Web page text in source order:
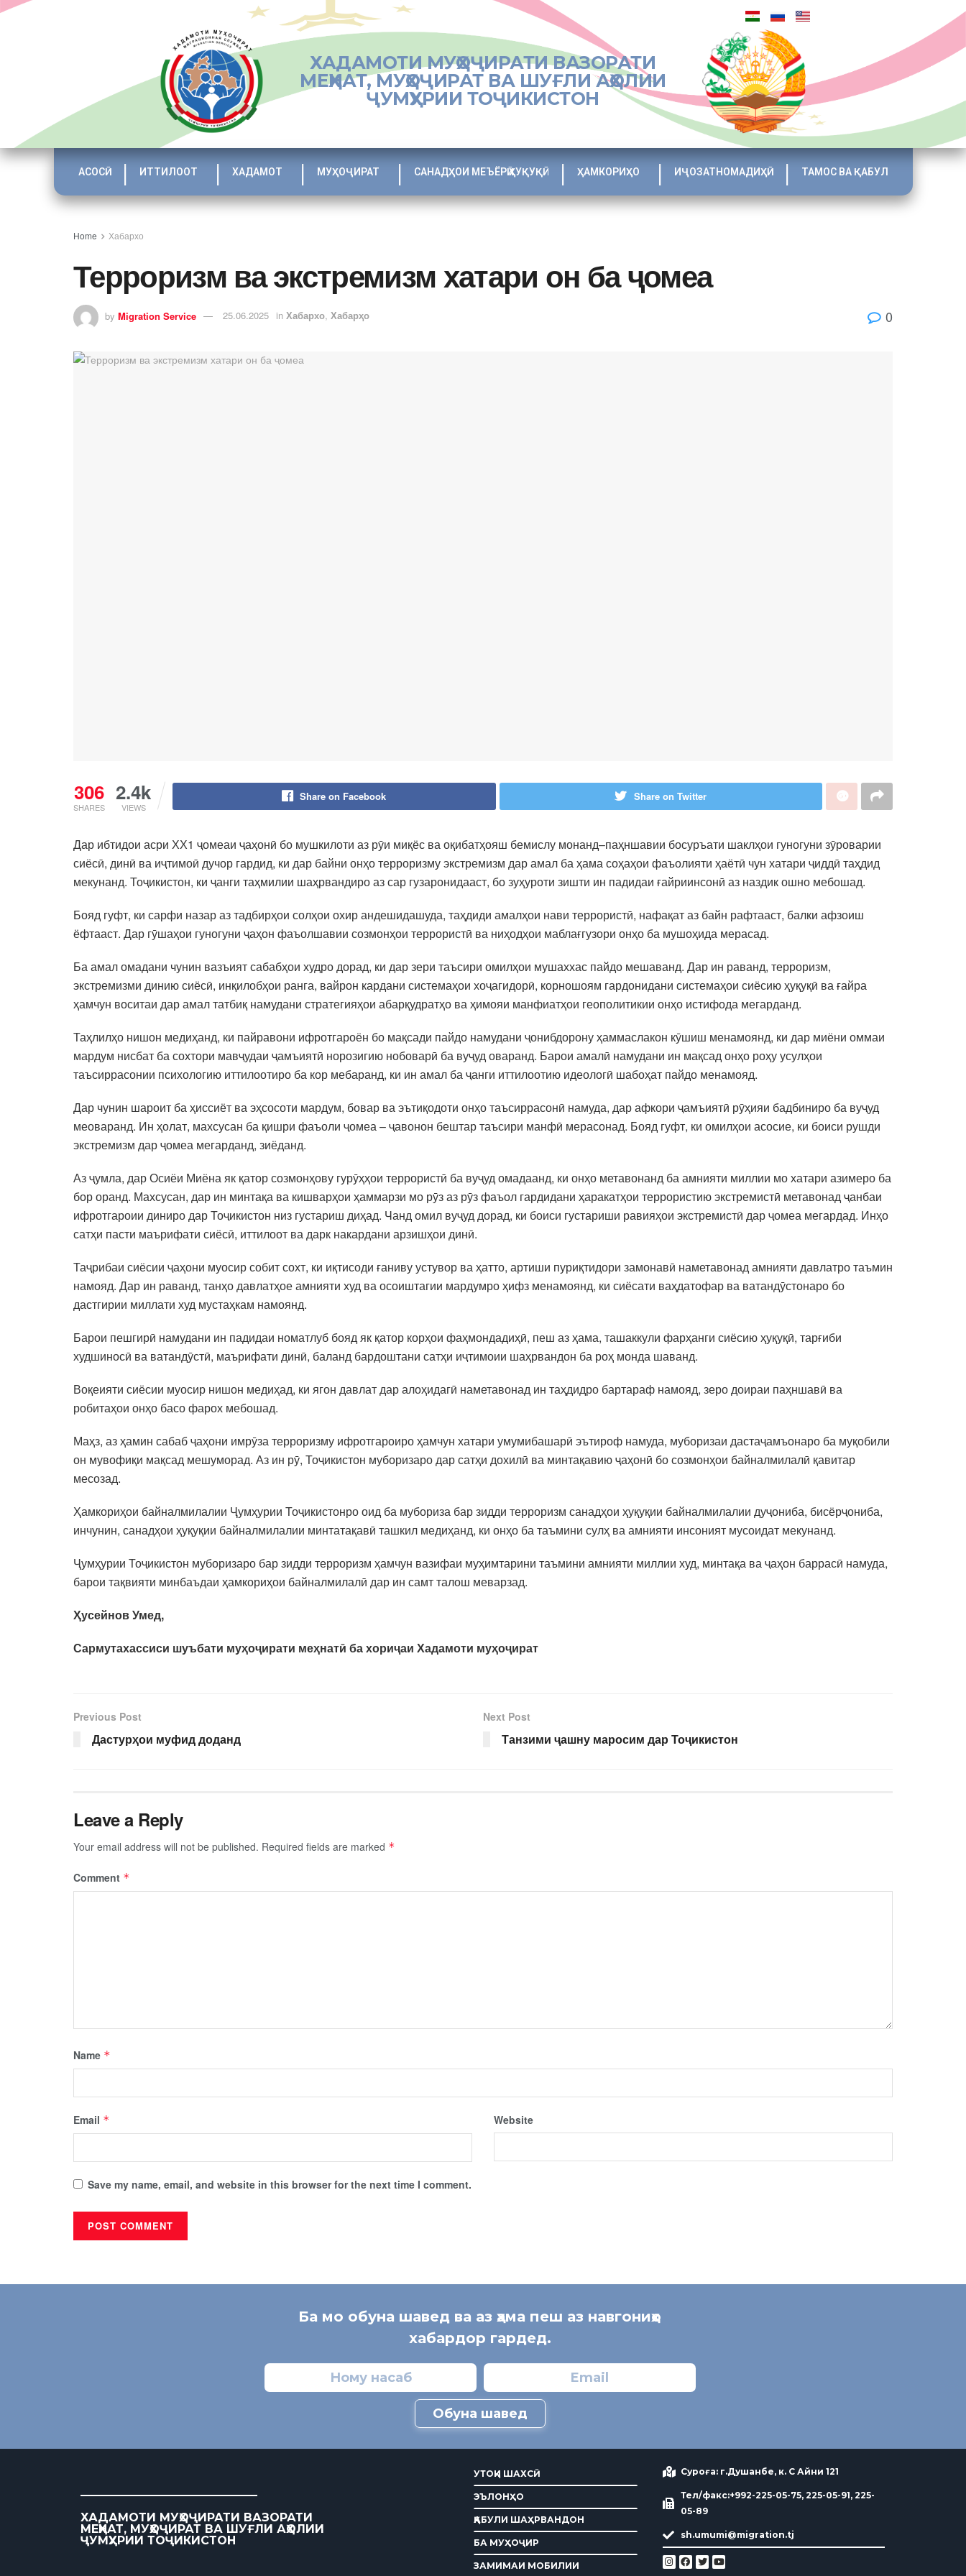
ХАДАМОТИ МУҲОҶИРАТИ ВАЗОРАТИ
МЕҲНАТ, МУҲОҶИРАТ ВА ШУҒЛИ АҲОЛИИ
ҶУМҲУРИИ ТОҶИКИСТОН
АСОСӢ ИТТИЛООТ ХАДАМОТ МУҲОҶИРАТ САНАДҲОИ МЕЪЁРӢ ҲУҚУҚӢ ҲАМКОРИҲО ИҶОЗАТНОМАДИҲӢ ТАМОС ВА ҚАБУЛ
Home Хабархо
Терроризм ва экстремизм хатари он ба ҷомеа
by Migration Service 25.06.2025 in Хабархо, Хабарҳо 0
306
SHARES
2.4k
VIEWS
Share on Facebook Share on Twitter
Дар ибтидои асри ХХ1 ҷомеаи ҷаҳонӣ бо мушкилоти аз рӯи миқёс ва оқибатҳояш бемислу монанд–паҳншавии босуръати шаклҳои гуногуни зӯроварии
сиёсӣ, динӣ ва иҷтимоӣ дучор гардид, ки дар байни онҳо терроризму экстремизм дар амал ба ҳама соҳаҳои фаъолияти ҳаётӣ чун хатари ҷиддӣ таҳдид
мекунанд. Тоҷикистон, ки ҷанги таҳмилии шаҳрвандиро аз сар гузаронидааст, бо зуҳуроти зишти ин падидаи ғайриинсонӣ аз наздик ошно мебошад.
Бояд гуфт, ки сарфи назар аз тадбирҳои солҳои охир андешидашуда, таҳдиди амалҳои нави террористӣ, нафақат аз байн рафтааст, балки афзоиш
ёфтааст. Дар гӯшаҳои гуногуни ҷаҳон фаъолшавии созмонҳои террористӣ ва ниҳодҳои маблағгузори онҳо ба мушоҳида мерасад.
Ба амал омадани чунин вазъият сабабҳои худро дорад, ки дар зери таъсири омилҳои мушаххас пайдо мешаванд. Дар ин раванд, терроризм,
экстремизми динию сиёсӣ, инқилобҳои ранга, вайрон кардани системаҳои хоҷагидорӣ, корношоям гардонидани системаҳои сиёсию ҳуқуқӣ ва ғайра
ҳамчун воситаи дар амал татбиқ намудани стратегияҳои абарқудратҳо ва ҳимояи манфиатҳои геополитикии онҳо истифода мегарданд.
Таҳлилҳо нишон медиҳанд, ки пайравони ифротгароён бо мақсади пайдо намудани ҷонибдорону ҳаммаслакон кӯшиш менамоянд, ки дар миёни оммаи
мардум нисбат ба сохтори мавҷудаи ҷамъиятӣ норозигию нобоварӣ ба вуҷуд оваранд. Барои амалӣ намудани ин мақсад онҳо роҳу усулҳои
таъсиррасонии психологию иттилоотиро ба кор мебаранд, ки ин амал ба ҷанги иттилоотию идеологӣ шабоҳат пайдо менамояд.
Дар чунин шароит ба ҳиссиёт ва эҳсосоти мардум, бовар ва эътиқодоти онҳо таъсиррасонӣ намуда, дар афкори ҷамъиятӣ рӯҳияи бадбиниро ба вуҷуд
меоваранд. Ин ҳолат, махсусан ба қишри фаъоли ҷомеа – ҷавонон бештар таъсири манфӣ мерасонад. Бояд гуфт, ки омилҳои асосие, ки боиси рушди
экстремизм дар ҷомеа мегарданд, зиёданд.
Аз ҷумла, дар Осиёи Миёна як қатор созмонҳову гурӯҳҳои террористӣ ба вуҷуд омадаанд, ки онҳо метавонанд ба амнияти миллии мо хатари азимеро ба
бор оранд. Махсусан, дар ин минтақа ва кишварҳои ҳаммарзи мо рӯз аз рӯз фаъол гардидани ҳаракатҳои террористию экстремистӣ метавонад ҷанбаи
ифротгароии диниро дар Тоҷикистон низ густариш диҳад. Чанд омил вуҷуд дорад, ки боиси густариши равияҳои экстремистӣ дар ҷомеа мегардад. Инҳо
сатҳи пасти маърифати сиёсӣ, иттилоот ва дарк накардани арзишҳои динӣ.
Таҷрибаи сиёсии ҷаҳони муосир собит сохт, ки иқтисоди ғаниву устувор ва ҳатто, артиши пуриқтидори замонавӣ наметавонад амнияти давлатро таъмин
намояд. Дар ин раванд, танҳо давлатҳое амнияти худ ва осоиштагии мардумро ҳифз менамоянд, ки сиёсати ваҳдатофар ва ватандӯстонаро бо
дастгирии миллати худ мустаҳкам намоянд.
Барои пешгирӣ намудани ин падидаи номатлуб бояд як қатор корҳои фаҳмондадиҳӣ, пеш аз ҳама, ташаккули фарҳанги сиёсию ҳуқуқӣ, тарғиби
худшиносӣ ва ватандӯстӣ, маърифати динӣ, баланд бардоштани сатҳи иҷтимоии шаҳрвандон ба роҳ монда шаванд.
Воқеияти сиёсии муосир нишон медиҳад, ки ягон давлат дар алоҳидагӣ наметавонад ин таҳдидро бартараф намояд, зеро доираи паҳншавӣ ва
робитаҳои онҳо басо фарох мебошад.
Маҳз, аз ҳамин сабаб ҷаҳони имрӯза терроризму ифротгароиро ҳамчун хатари умумибашарӣ эътироф намуда, муборизаи дастаҷамъонаро ба муқобили
он мувофиқи мақсад мешуморад. Аз ин рӯ, Тоҷикистон муборизаро дар сатҳи дохилӣ ва минтақавию ҷаҳонӣ бо созмонҳои байналмилалӣ қавитар
месозад.
Ҳамкориҳои байналмилалии Ҷумҳурии Тоҷикистонро оид ба мубориза бар зидди терроризм санадҳои ҳуқуқии байналмилалии дуҷониба, бисёрҷониба,
инчунин, санадҳои ҳуқуқии байналмилалии минтатақавӣ ташкил медиҳанд, ки онҳо ба таъмини сулҳ ва амнияти инсоният мусоидат мекунанд.
Ҷумҳурии Тоҷикистон муборизаро бар зидди терроризм ҳамчун вазифаи муҳимтарини таъмини амнияти миллии худ, минтақа ва ҷаҳон баррасӣ намуда,
барои тақвияти минбаъдаи ҳамкориҳои байналмилалӣ дар ин самт талош меварзад.
Ҳусейнов Умед,
Сармутахассиси шуъбати муҳоҷирати меҳнатӣ ба хориҷаи Хадамоти муҳоҷират
Previous Post
Дастурҳои муфид доданд
Next Post
Танзими ҷашну маросим дар Тоҷикистон
Leave a Reply
Your email address will not be published. Required fields are marked *
Comment *
Name *
Email * Website
Save my name, email, and website in this browser for the next time I comment.
Ба мо обуна шавед ва аз ҳама пеш аз навгониҳо
хабардор гардед.
Обуна шавед
ХАДАМОТИ МУҲОҶИРАТИ ВАЗОРАТИ
МЕҲНАТ, МУҲОҶИРАТ ВА ШУҒЛИ АҲОЛИИ
ҶУМҲУРИИ ТОҶИКИСТОН
УТОҚИ ШАХСӢ
ЭЪЛОНҲО
ҚАБУЛИ ШАҲРВАНДОН
БА МУҲОҶИР
ЗАМИМАИ МОБИЛИИ
Суроға: г.Душанбе, к. С Айни 121
Тел/факс:+992-225-05-75, 225-05-91, 225-
05-89
sh.umumi@migration.tj